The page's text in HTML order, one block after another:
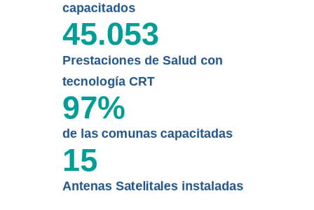
capacitados
Prestaciones de Salud con
tecnología CRT
45.053
de las comunas capacitadas
97%
Antenas Satelitales instaladas
15